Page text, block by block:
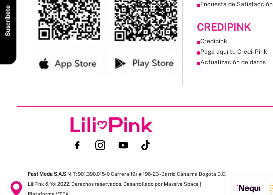
Suscríbete
Encuesta de Satisfacción
CREDIPINK
Credipink
Paga aquí tu Credi-Pink
Actualización de datos
Fast Moda S.A.S NIT: 901.390.015-0 Carrera 19a # 196-23 - Barrio Canaima Bogotá D.C.
LiliPink & Yoi 2022. Derechos reservados. Desarrollado por Massive Space |
Plataforma VTEX